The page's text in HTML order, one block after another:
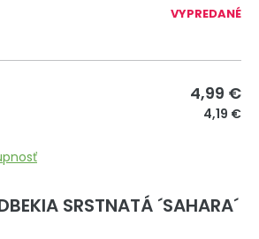
VYPREDANÉ
4,99 €
4,19 €
SRSTNATÁ ´SAHARA´